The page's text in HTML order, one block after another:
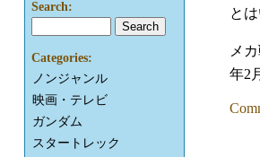
と
メ
年2
Search:
Categories:
ノンジャンル
映画・テレビ
ガンダム
スタートレック